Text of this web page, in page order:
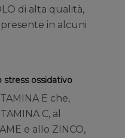
di alta qualità,
in alcuni
stress ossidativo
E che,
C, al
e allo ZINCO,